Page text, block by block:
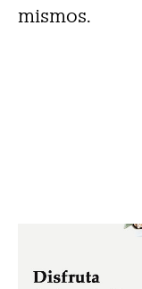
mismos.